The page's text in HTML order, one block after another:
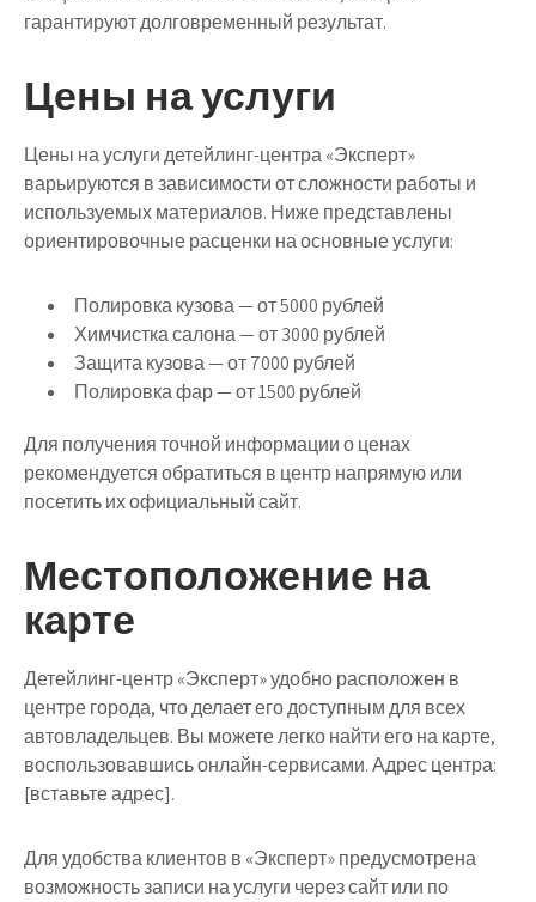
гарантируют долговременный результат.
Цены на услуги
Цены на услуги детейлинг-центра «Эксперт»
варьируются в зависимости от сложности работы и
используемых материалов. Ниже представлены
ориентировочные расценки на основные услуги:
Полировка кузова — от 5000 рублей
Химчистка салона — от 3000 рублей
Защита кузова — от 7000 рублей
Полировка фар — от 1500 рублей
Для получения точной информации о ценах
рекомендуется обратиться в центр напрямую или
посетить их официальный сайт.
Местоположение на
карте
Детейлинг-центр «Эксперт» удобно расположен в
центре города, что делает его доступным для всех
автовладельцев. Вы можете легко найти его на карте,
воспользовавшись онлайн-сервисами. Адрес центра:
[вставьте адрес].
Для удобства клиентов в «Эксперт» предусмотрена
возможность записи на услуги через сайт или по